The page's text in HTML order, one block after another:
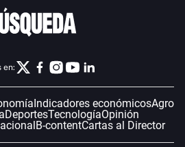
en:
Indicadores económicosAgro
DeportesTecnologíaOpinión
B-contentCartas al Director